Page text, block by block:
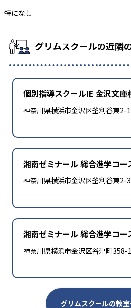
特になし
グリムスクールの近隣
個別指導スクールIE 金沢文庫
神奈川県横浜市金沢区釜利谷東2-
湘南ゼミナール 総合進学コー
神奈川県横浜市金沢区釜利谷東2-
湘南ゼミナール 総合進学コー
神奈川県横浜市金沢区谷津町358-
グリムスクールの教